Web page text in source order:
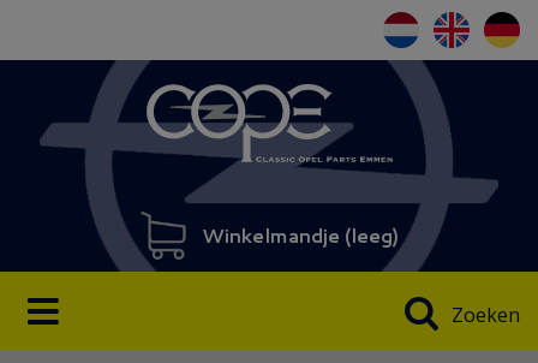
Winkelmandje (leeg)
Zoeken